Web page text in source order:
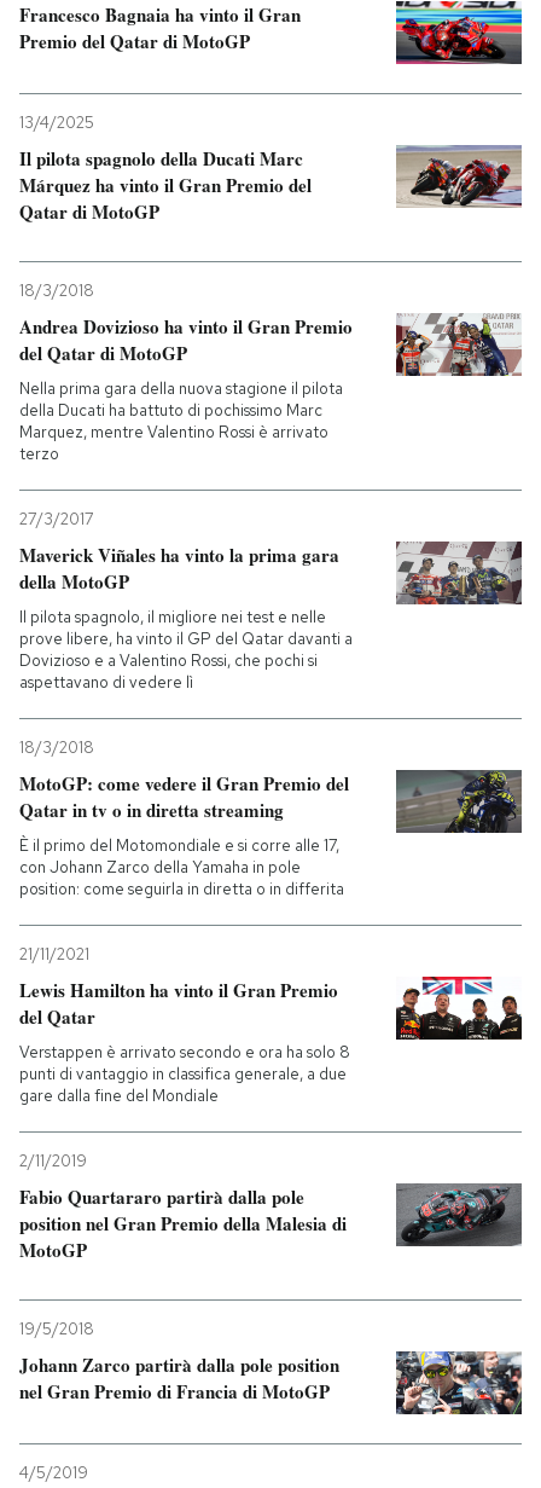
Francesco Bagnaia ha vinto il Gran
Premio del Qatar di MotoGP
13/4/2025
Il pilota spagnolo della Ducati Marc
Márquez ha vinto il Gran Premio del
Qatar di MotoGP
18/3/2018
Andrea Dovizioso ha vinto il Gran Premio
del Qatar di MotoGP
Nella prima gara della nuova stagione il pilota
della Ducati ha battuto di pochissimo Marc
Marquez, mentre Valentino Rossi è arrivato
terzo
27/3/2017
Maverick Viñales ha vinto la prima gara
della MotoGP
Il pilota spagnolo, il migliore nei test e nelle
prove libere, ha vinto il GP del Qatar davanti a
Dovizioso e a Valentino Rossi, che pochi si
aspettavano di vedere lì
18/3/2018
MotoGP: come vedere il Gran Premio del
Qatar in tv o in diretta streaming
È il primo del Motomondiale e si corre alle 17,
con Johann Zarco della Yamaha in pole
position: come seguirla in diretta o in differita
21/11/2021
Lewis Hamilton ha vinto il Gran Premio
del Qatar
Verstappen è arrivato secondo e ora ha solo 8
punti di vantaggio in classifica generale, a due
gare dalla fine del Mondiale
2/11/2019
Fabio Quartararo partirà dalla pole
position nel Gran Premio della Malesia di
MotoGP
19/5/2018
Johann Zarco partirà dalla pole position
nel Gran Premio di Francia di MotoGP
4/5/2019